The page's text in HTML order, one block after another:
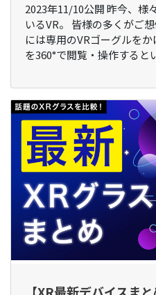
2023年11/10公開 昨今、様
いるVR。 皆様の多くがご
には専用のVRゴーグルを
を360°で閲覧・操作すると